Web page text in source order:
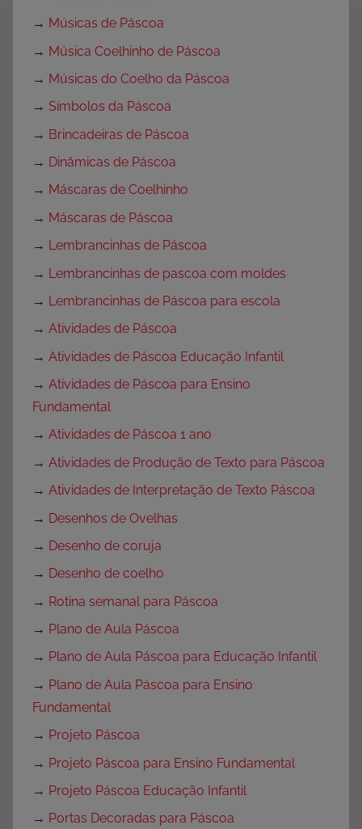
→ Músicas de Páscoa
→ Música Coelhinho de Páscoa
→ Músicas do Coelho da Páscoa
→ Símbolos da Páscoa
→ Brincadeiras de Páscoa
→ Dinâmicas de Páscoa
→ Máscaras de Coelhinho
→ Máscaras de Páscoa
→ Lembrancinhas de Páscoa
→ Lembrancinhas de pascoa com moldes
→ Lembrancinhas de Páscoa para escola
→ Atividades de Páscoa
→ Atividades de Páscoa Educação Infantil
→ Atividades de Páscoa para Ensino
Fundamental
→ Atividades de Páscoa 1 ano
→ Atividades de Produção de Texto para Páscoa
→ Atividades de Interpretação de Texto Páscoa
→ Desenhos de Ovelhas
→ Desenho de coruja
→ Desenho de coelho
→ Rotina semanal para Páscoa
→ Plano de Aula Páscoa
→ Plano de Aula Páscoa para Educação Infantil
→ Plano de Aula Páscoa para Ensino
Fundamental
→ Projeto Páscoa
→ Projeto Páscoa para Ensino Fundamental
→ Projeto Páscoa Educação Infantil
→ Portas Decoradas para Páscoa